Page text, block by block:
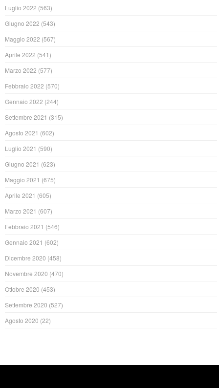
Luglio 2022 (563)
Giugno 2022 (543)
Maggio 2022 (567)
Aprile 2022 (541)
Marzo 2022 (577)
Febbraio 2022 (570)
Gennaio 2022 (244)
Settembre 2021 (315)
Agosto 2021 (602)
Luglio 2021 (590)
Giugno 2021 (623)
Maggio 2021 (675)
Aprile 2021 (605)
Marzo 2021 (607)
Febbraio 2021 (546)
Gennaio 2021 (602)
Dicembre 2020 (458)
Novembre 2020 (470)
Ottobre 2020 (453)
Settembre 2020 (527)
Agosto 2020 (22)